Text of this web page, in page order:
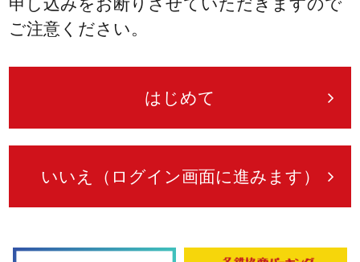
ご注意ください。
はじめて
いいえ（ログイン画面に進みます）